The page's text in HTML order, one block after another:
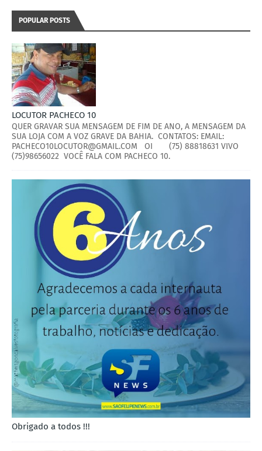
POPULAR POSTS
LOCUTOR PACHECO 10
QUER GRAVAR SUA MENSAGEM DE FIM DE ANO, A MENSAGEM DA
SUA LOJA COM A VOZ GRAVE DA BAHIA. CONTATOS: EMAIL:
PACHECO10LOCUTOR@GMAIL.COM OI (75) 88818631 VIVO
(75)98656022 VOCÊ FALA COM PACHECO 10.
Obrigado a todos !!!